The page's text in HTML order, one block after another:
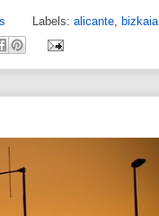
Labels: alicante bizkaia